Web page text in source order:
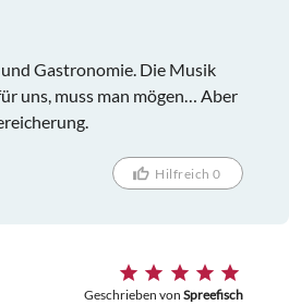
Gastronomie. Die Musik
uns, muss man mögen… Aber
Hilfreich 0
Geschrieben von Spreefisch